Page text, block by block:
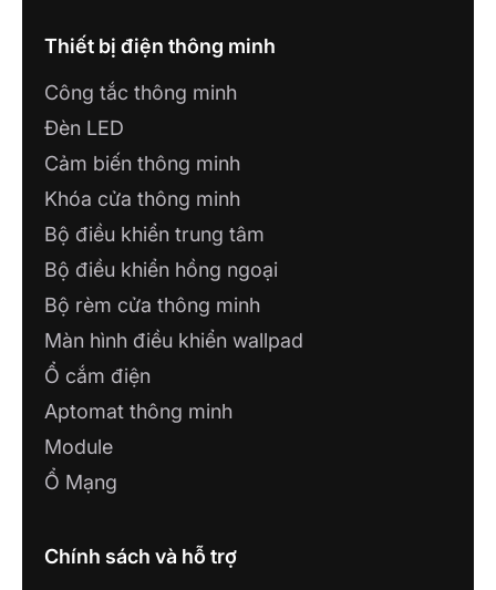
Thiết bị điện thông minh
Công tắc thông minh
Đèn LED
Cảm biến thông minh
Khóa cửa thông minh
Bộ điều khiển trung tâm
Bộ điều khiển hồng ngoại
Bộ rèm cửa thông minh
Màn hình điều khiển wallpad
Ổ cắm điện
Aptomat thông minh
Module
Ổ Mạng
Chính sách và hỗ trợ